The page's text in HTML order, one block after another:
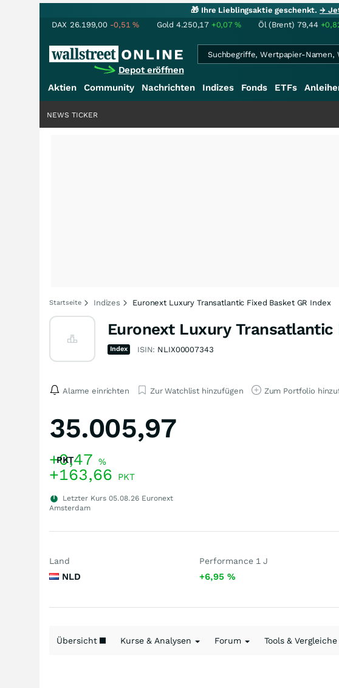
🎁 Ihre Lieblingsaktie geschenkt.→
DAX 26.199,00 -0,51% Gold 4.250,17 +0,07% Öl (Brent) 79,44
Depot eröffnen
Aktien Community Nachrichten Indizes Fonds ETFs
NEWS TICKER
Startseite Indizes Euronext Luxury Transatlantic Fixed Basket GR Index
Euronext Luxury Transatlantic
Index ISIN: NLIX00007343
Alarme einrichten Zur Watchlist hinzufügen Zum Portfolio
35.005,97
PKT
+0,47 %
+163,66 PKT
Letzter Kurs 05.08.26 Euronext
Amsterdam
Land
NLD
Performance 1 J
+6,95 %
Übersicht Kurse & Analysen Forum Tools & Vergleiche